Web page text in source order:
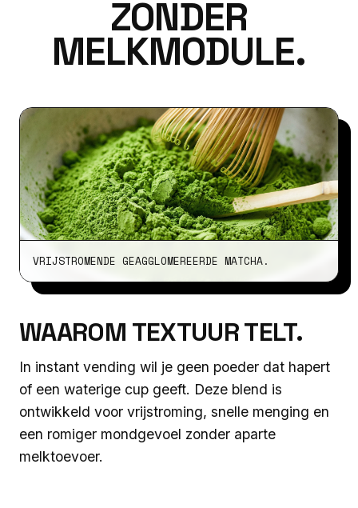
ZONDER
MELKMODULE.
VRIJSTROMENDE GEAGGLOMEREERDE MATCHA.
WAAROM TEXTUUR TELT.
In instant vending wil je geen poeder dat hapert
of een waterige cup geeft. Deze blend is
ontwikkeld voor vrijstroming, snelle menging en
een romiger mondgevoel zonder aparte
melktoevoer.